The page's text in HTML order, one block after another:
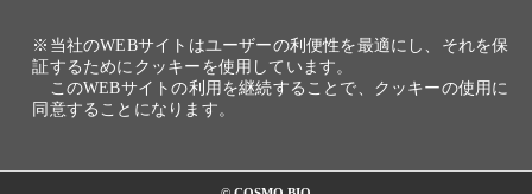
※当社のWEBサイトはユーザーの利便性を最適にし、それを保
証するためにクッキーを使用しています。
このWEBサイトの利用を継続することで、クッキーの使用に
同意することになります。